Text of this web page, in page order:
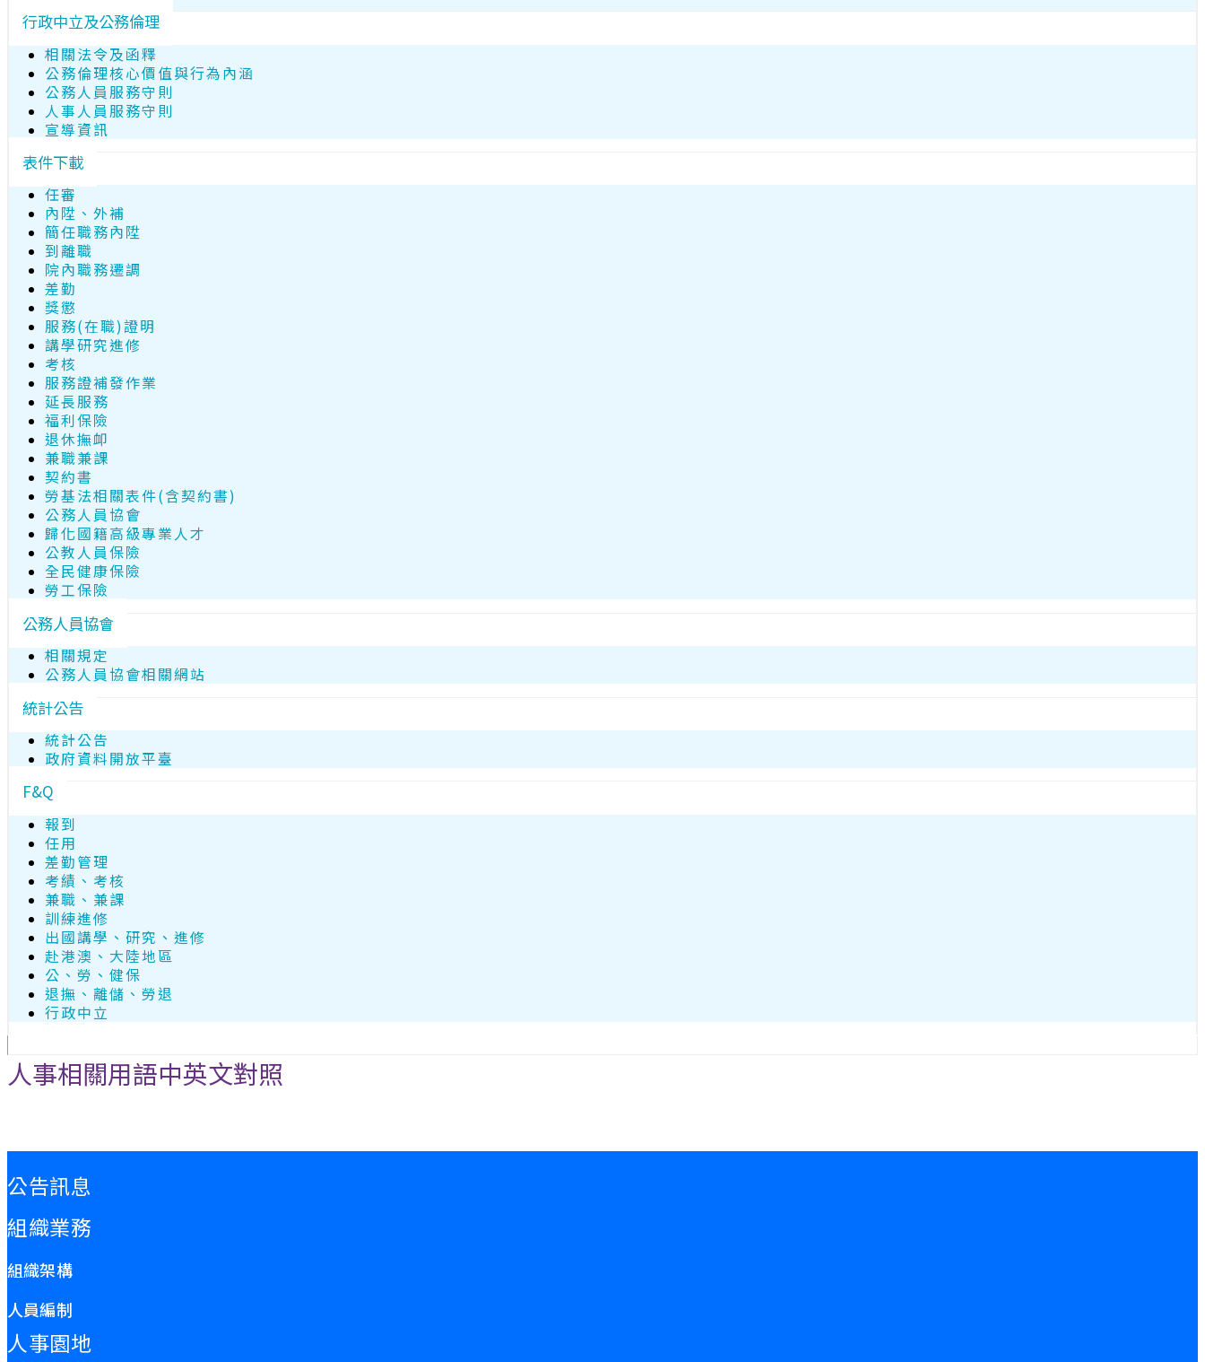
行政中立及公務倫理
相關法令及函釋
公務倫理核心價值與行為內涵
公務人員服務守則
人事人員服務守則
宣導資訊
表件下載
任審
內陞、外補
簡任職務內陞
到離職
院內職務遷調
差勤
獎懲
服務(在職)證明
講學研究進修
考核
服務證補發作業
延長服務
福利保險
退休撫卹
兼職兼課
契約書
勞基法相關表件(含契約書)
公務人員協會
歸化國籍高級專業人才
公教人員保險
全民健康保險
勞工保險
公務人員協會
相關規定
公務人員協會相關網站
統計公告
統計公告
政府資料開放平臺
F&Q
報到
任用
差勤管理
考績、考核
兼職、兼課
訓練進修
出國講學、研究、進修
赴港澳、大陸地區
公、勞、健保
退撫、離儲、勞退
行政中立
人事相關用語中英文對照
公告訊息
組織業務
組織架構
人員編制
人事園地